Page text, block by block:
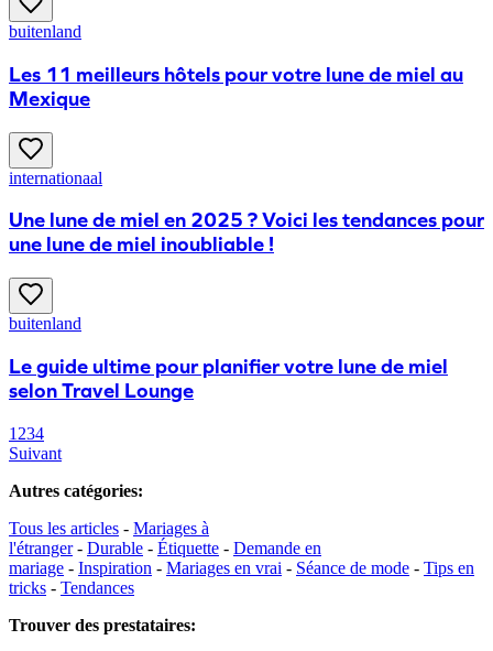
buitenland
Les 11 meilleurs hôtels pour votre lune de miel au
Mexique
internationaal
Une lune de miel en 2025 ? Voici les tendances pour
une lune de miel inoubliable !
buitenland
Le guide ultime pour planifier votre lune de miel
selon Travel Lounge
1 234
Suivant
Autres catégories:
Tous les articles - Mariages à
l'étranger- Durable - Étiquette - Demande en
mariage - Inspiration - Mariages en vrai - Séance de mode - Tips en
tricks - Tendances
Trouver des prestataires: